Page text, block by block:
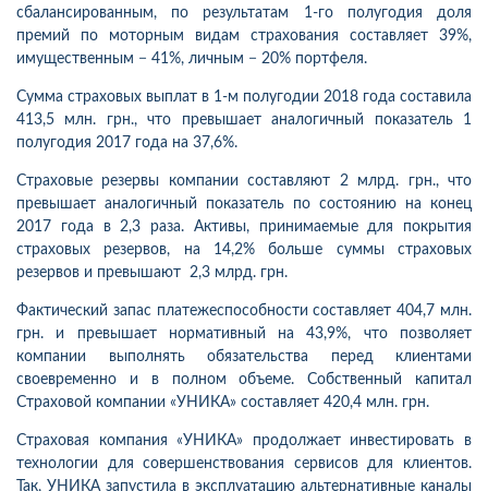
сбалансированным, по результатам 1-го полугодия доля
премий по моторным видам страхования составляет 39%,
имущественным − 41%, личным − 20% портфеля.
Сумма страховых выплат в 1-м полугодии 2018 года составила
413,5 млн. грн., что превышает аналогичный показатель 1
полугодия 2017 года на 37,6%.
Страховые резервы компании составляют 2 млрд. грн., что
превышает аналогичный показатель по состоянию на конец
2017 года в 2,3 раза. Активы, принимаемые для покрытия
страховых резервов, на 14,2% больше суммы страховых
резервов и превышают 2,3 млрд. грн.
Фактический запас платежеспособности составляет 404,7 млн.
грн. и превышает нормативный на 43,9%, что позволяет
компании выполнять обязательства перед клиентами
своевременно и в полном объеме. Собственный капитал
Страховой компании «УНИКА» составляет 420,4 млн. грн.
Страховая компания «УНИКА» продолжает инвестировать в
технологии для совершенствования сервисов для клиентов.
Так, УНИКА запустила в эксплуатацию альтернативные каналы